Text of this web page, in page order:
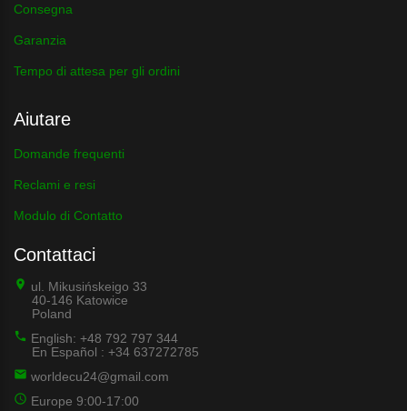
Consegna
Garanzia
Tempo di attesa per gli ordini
Aiutare
Domande frequenti
Reclami e resi
Modulo di Contatto
Contattaci
ul. Mikusińskeigo 33
40-146 Katowice
Poland
English: +48 792 797 344
En Español : +34 637272785
worldecu24@gmail.com
Europe 9:00-17:00